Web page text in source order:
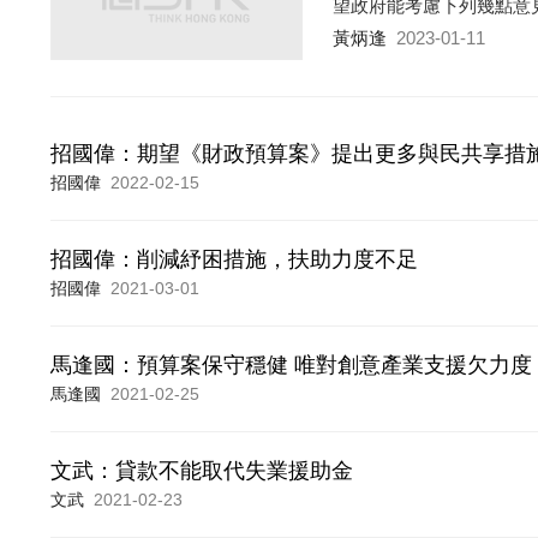
望政府能考慮下列幾點意
黃炳逢 2023-01-11
招國偉：期望《財政預算案》提出更多與民共享措
招國偉 2022-02-15
招國偉：削減紓困措施，扶助力度不足
招國偉 2021-03-01
馬逢國：預算案保守穩健 唯對創意產業支援欠力度
馬逢國 2021-02-25
文武：貸款不能取代失業援助金
文武 2021-02-23